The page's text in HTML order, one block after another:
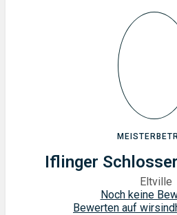
Iflinger
Eltville
Noch keine
Bewerten auf